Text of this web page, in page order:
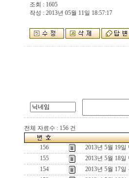
조회 : 1605
작성 : 2013년 05월 11일 18:57:17
전체 자료수 : 156 건
156
2013년 5월 19
155
2013년 5월 18
154
2013년 5월 17